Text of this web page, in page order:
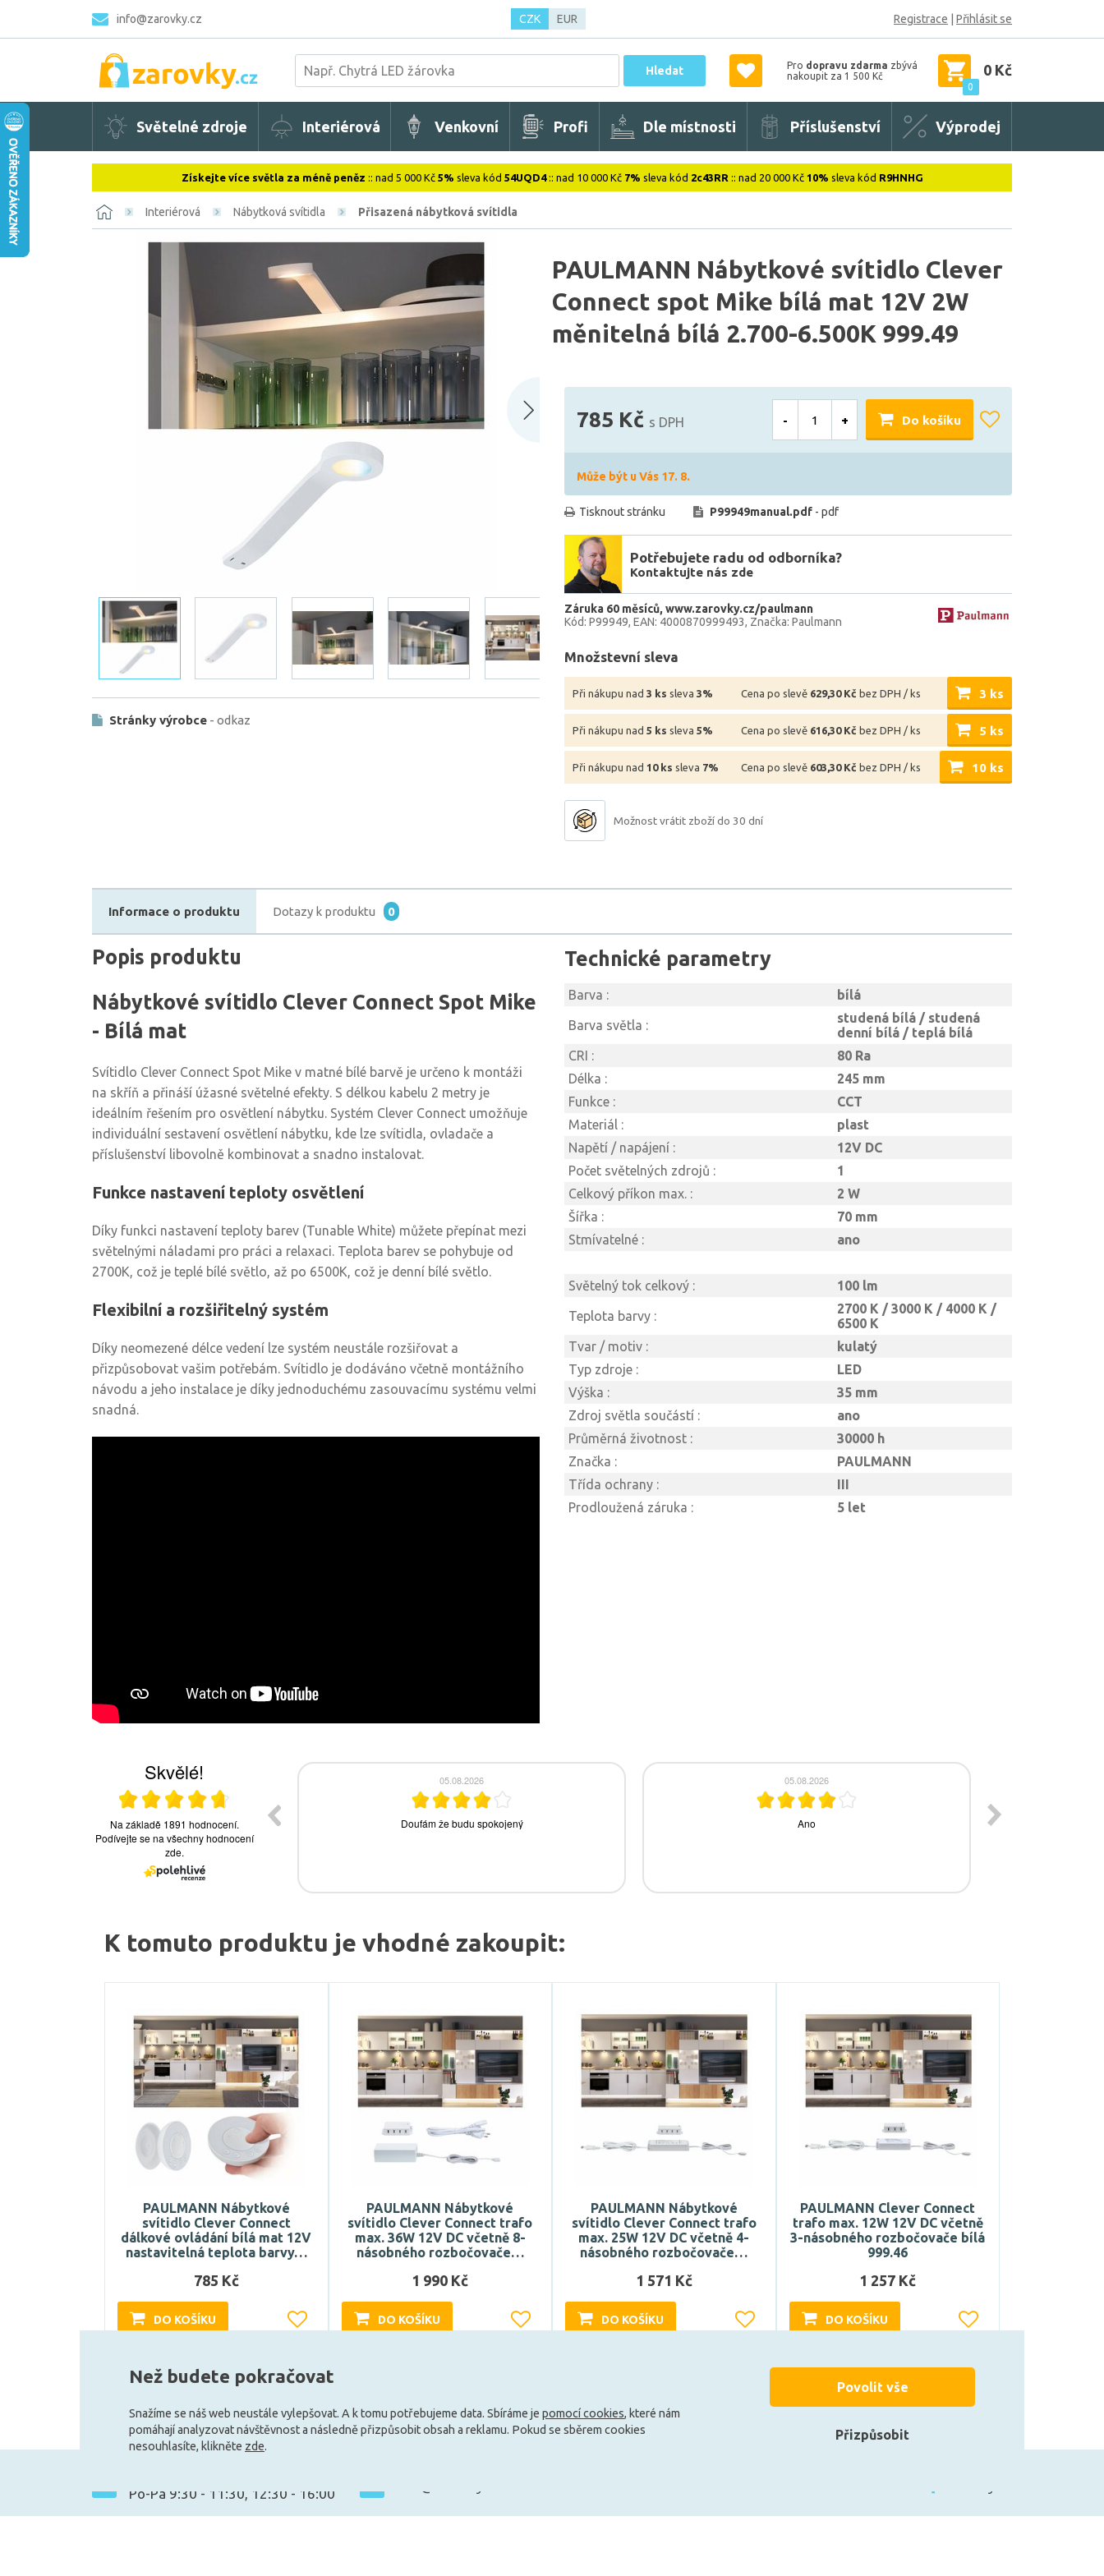
info@zarovky.cz CZK EUR Registrace Přihlásit se
Hledat Pro dopravu zdarma zbývá
nakoupit za 1 500 Kč
0
0 Kč
Světelné zdroje Interiérová Venkovní Profi Dle místnosti Příslušenství Výprodej
Získejte více světla za méně peněz :: nad 5 000 Kč 5% sleva kód 54UQD4:: nad 10 000 Kč 7% sleva kód 2c43RR :: nad 20 000 Kč 10% sleva kód R9HNHG
Interiérová Nábytková svítidla Přisazená nábytková svítidla
PAULMANN Nábytkové svítidlo Clever
Connect spot Mike bílá mat 12V 2W
měnitelná bílá 2.700-6.500K 999.49
Stránky výrobce - odkaz
785 Kč s DPH - + Do košíku
Může být u Vás 17. 8.
Tisknout stránku P99949manual.pdf - pdf
Potřebujete radu od odborníka?
Kontaktujte nás zde
Záruka 60 měsíců www.zarovky.cz/paulmann
Kód: P99949 EAN: 4000870999493 Značka: Paulmann
Množstevní sleva
Při nákupu nad 3 ks sleva 3% Cena po slevě 629,30 Kč bez DPH / ks 3 ks
Při nákupu nad 5 ks sleva 5% Cena po slevě 616,30 Kč bez DPH / ks 5 ks
Při nákupu nad 10 ks sleva 7% Cena po slevě 603,30 Kč bez DPH / ks 10 ks
Možnost vrátit zboží do 30 dní
Informace o produktu Dotazy k produktu 0
Popis produktu
Nábytkové svítidlo Clever Connect Spot Mike
- Bílá mat
Svítidlo Clever Connect Spot Mike v matné bílé barvě je určeno k montáži
na skříň a přináší úžasné světelné efekty. S délkou kabelu 2 metry je
ideálním řešením pro osvětlení nábytku. Systém Clever Connect umožňuje
individuální sestavení osvětlení nábytku, kde lze svítidla, ovladače a
příslušenství libovolně kombinovat a snadno instalovat.
Funkce nastavení teploty osvětlení
Díky funkci nastavení teploty barev (Tunable White) můžete přepínat mezi
světelnými náladami pro práci a relaxaci. Teplota barev se pohybuje od
2700K, což je teplé bílé světlo, až po 6500K, což je denní bílé světlo.
Flexibilní a rozšiřitelný systém
Díky neomezené délce vedení lze systém neustále rozšiřovat a
přizpůsobovat vašim potřebám. Svítidlo je dodáváno včetně montážního
návodu a jeho instalace je díky jednoduchému zasouvacímu systému velmi
snadná.
Technické parametry
Barva : bílá
Barva světla :
studená bílá / studená
denní bílá / teplá bílá
CRI :
80 Ra
Délka :
245 mm
Funkce :
CCT
Materiál :
plast
Napětí / napájení :
12V DC
Počet světelných zdrojů :
1
Celkový příkon max. :
2 W
Šířka :
70 mm
Stmívatelné :
ano
Světelný tok celkový : 100 lm
Teplota barvy :
2700 K / 3000 K / 4000 K /
6500 K
Tvar / motiv :
kulatý
Typ zdroje :
LED
Výška :
35 mm
Zdroj světla součástí :
ano
Průměrná životnost :
30000 h
Značka :
PAULMANN
Třída ochrany :
III
Prodloužená záruka :
5 let
K tomuto produktu je vhodné zakoupit:
PAULMANN Nábytkové
svítidlo Clever Connect
dálkové ovládání bílá mat 12V
nastavitelná teplota barvy…
785 Kč
DO KOŠÍKU
PAULMANN Nábytkové
svítidlo Clever Connect trafo
max. 36W 12V DC včetně 8-
násobného rozbočovače…
1 990 Kč
DO KOŠÍKU
PAULMANN Nábytkové
svítidlo Clever Connect trafo
max. 25W 12V DC včetně 4-
násobného rozbočovače…
1 571 Kč
DO KOŠÍKU
PAULMANN Clever Connect
trafo max. 12W 12V DC včetně
3-násobného rozbočovače bílá
999.46
1 257 Kč
DO KOŠÍKU
Po-Pá 9:30 - 11:30, 12:30 - 16:00
Než budete pokračovat
Snažíme se náš web neustále vylepšovat. A k tomu potřebujeme data. Sbíráme je pomocí cookies, které nám
pomáhají analyzovat návštěvnost a následně přizpůsobit obsah a reklamu. Pokud se sběrem cookies
nesouhlasíte, klikněte zde.
Přizpůsobit
Povolit vše